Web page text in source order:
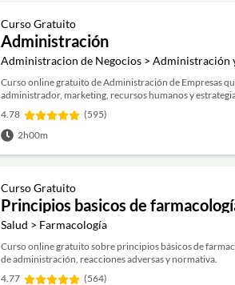
Curso Gratuito
Administración
Administracion de Negocios > Administración
Curso online gratuito de Administración de Empresas
administrador, marketing, recursos humanos y
4.78
(595)
2h00m
Curso Gratuito
Principios basicos de
Salud > Farmacología
Curso online gratuito sobre principios básicos de
de administración, reacciones adversas y normativa.
4.77
(564)